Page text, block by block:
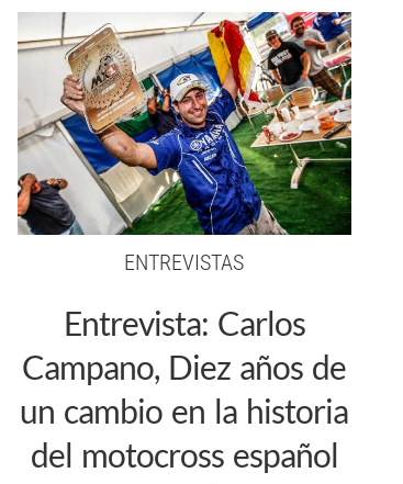
ENTREVISTAS
Entrevista: Carlos
Campano, Diez años de
un cambio en la historia
del motocross español